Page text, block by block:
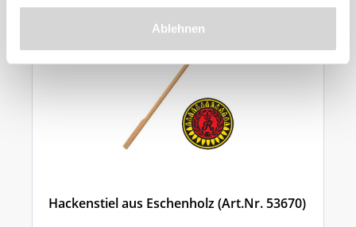
Ablehnen
Hackenstiel aus Eschenholz (Art.Nr. 53670)